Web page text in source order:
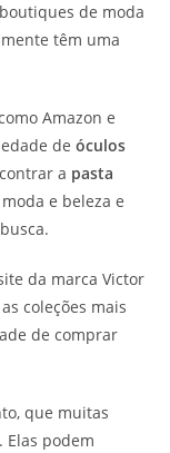
de moda
têm uma
Amazon e
de óculos
a pasta
e beleza e
da marca Victor
coleções mais
de comprar
que muitas
Elas podem